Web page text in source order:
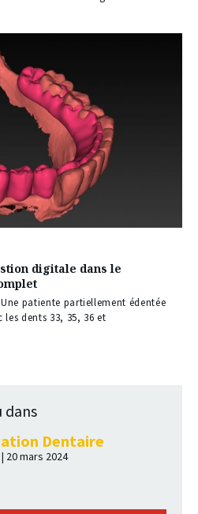
digitale dans le
patiente partiellement édentée
dents 33, 35, 36 et
dans
Dentaire
| 20 mars 2024